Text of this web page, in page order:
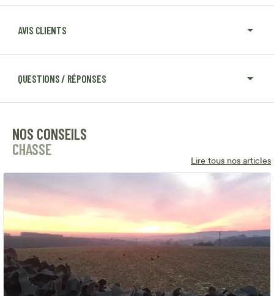
AVIS CLIENTS
QUESTIONS / RÉPONSES
NOS CONSEILS
CHASSE
Lire tous nos articles